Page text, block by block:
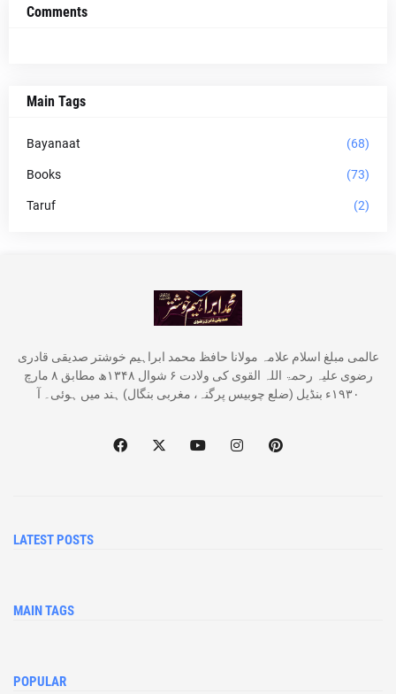
Comments
Main Tags
Bayanaat (68)
Books (73)
Taruf (2)
عالمی مبلغ اسلام علامہ مولانا حافظ محمد ابراہیم خوشتر صدیقی قادری
رضوی علیہ رحمۃ اللہ القوی کی ولادت ۶ شوال ۱۳۴۸ھ مطابق ۸ مارچ
۱۹۳۰ء بنڈیل (ضلع چوبیس پرگنہ، مغربی بنگال) ہند میں ہوئی۔ آ
LATEST POSTS
MAIN TAGS
POPULAR